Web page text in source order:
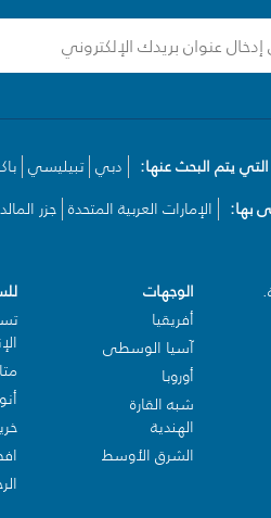
يتم البحث عنها: دبي تبيليسي
بها:
الإمارات العربية المتحدة جزر
الوجهات
أفريقيا
آسيا الوسطى
أوروبا
شبه القارة
الهندية
الشرق الأوسط